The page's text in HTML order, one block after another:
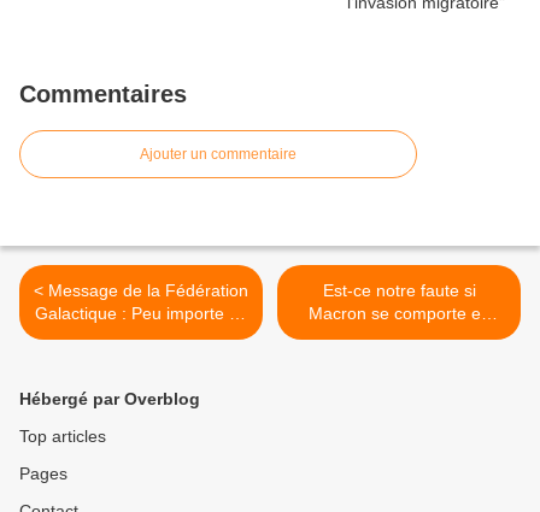
Commentaires
Ajouter un commentaire
< Message de la Fédération
Galactique : Peu importe ce
qui se passe, soyez
Est-ce notre faute si
Macron se comporte en
ennemi de la Russie ? >
Hébergé par Overblog
Top articles
Pages